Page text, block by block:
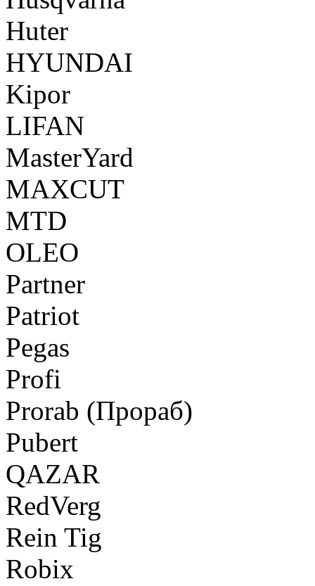
Huter
HYUNDAI
Kipor
LIFAN
MasterYard
MAXCUT
MTD
OLEO
Partner
Patriot
Pegas
Profi
Prorab (Прораб)
Pubert
QAZAR
RedVerg
Rein Tig
Robix